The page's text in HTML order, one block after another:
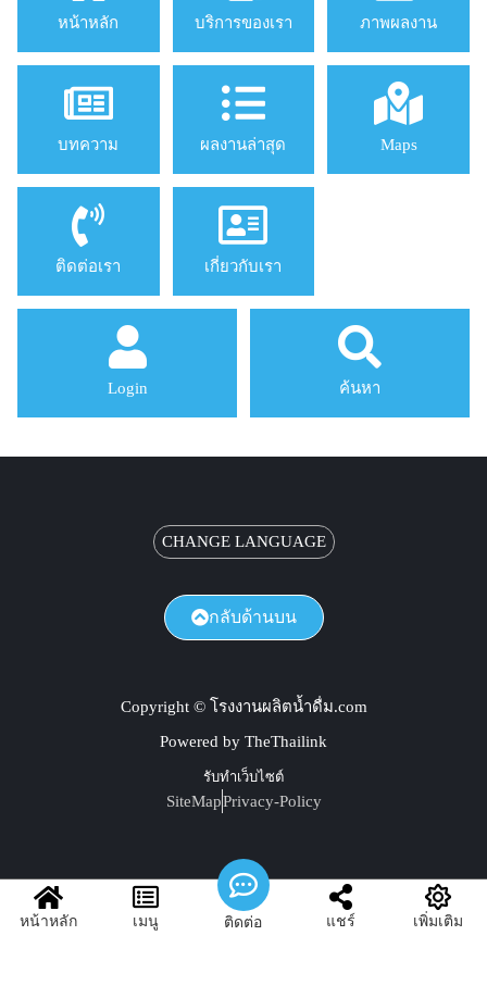
หน้าหลัก บริการของเรา ภาพผลงาน
บทความ ผลงานล่าสุด Maps
ติดต่อเรา เกี่ยวกับเรา
Login ค้นหา
Copyright © โรงงานผลิตน้ำดื่ม.com
Powered by TheThailink
รับทำเว็บไซต์
SiteMapPrivacy-Policy
CHANGE LANGUAGE
กลับด้านบน
หน้าหลัก เมนู ติดต่อ แชร์ เพิ่มเติม